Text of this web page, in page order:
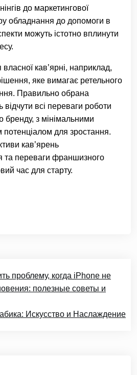
до маркетингової
обладнання до допомоги в
можуть істотно вплинути
кав’ярні, наприклад,
яке вимагає ретельного
Правильно обрана
всі переваги роботи
бренду, з мінімальними
потенціалом для зростання.
кав’ярень
та переваги франшизного
час для старту.
проблему, когда iPhone не
полезные советы и
Искусство и Наслаждение